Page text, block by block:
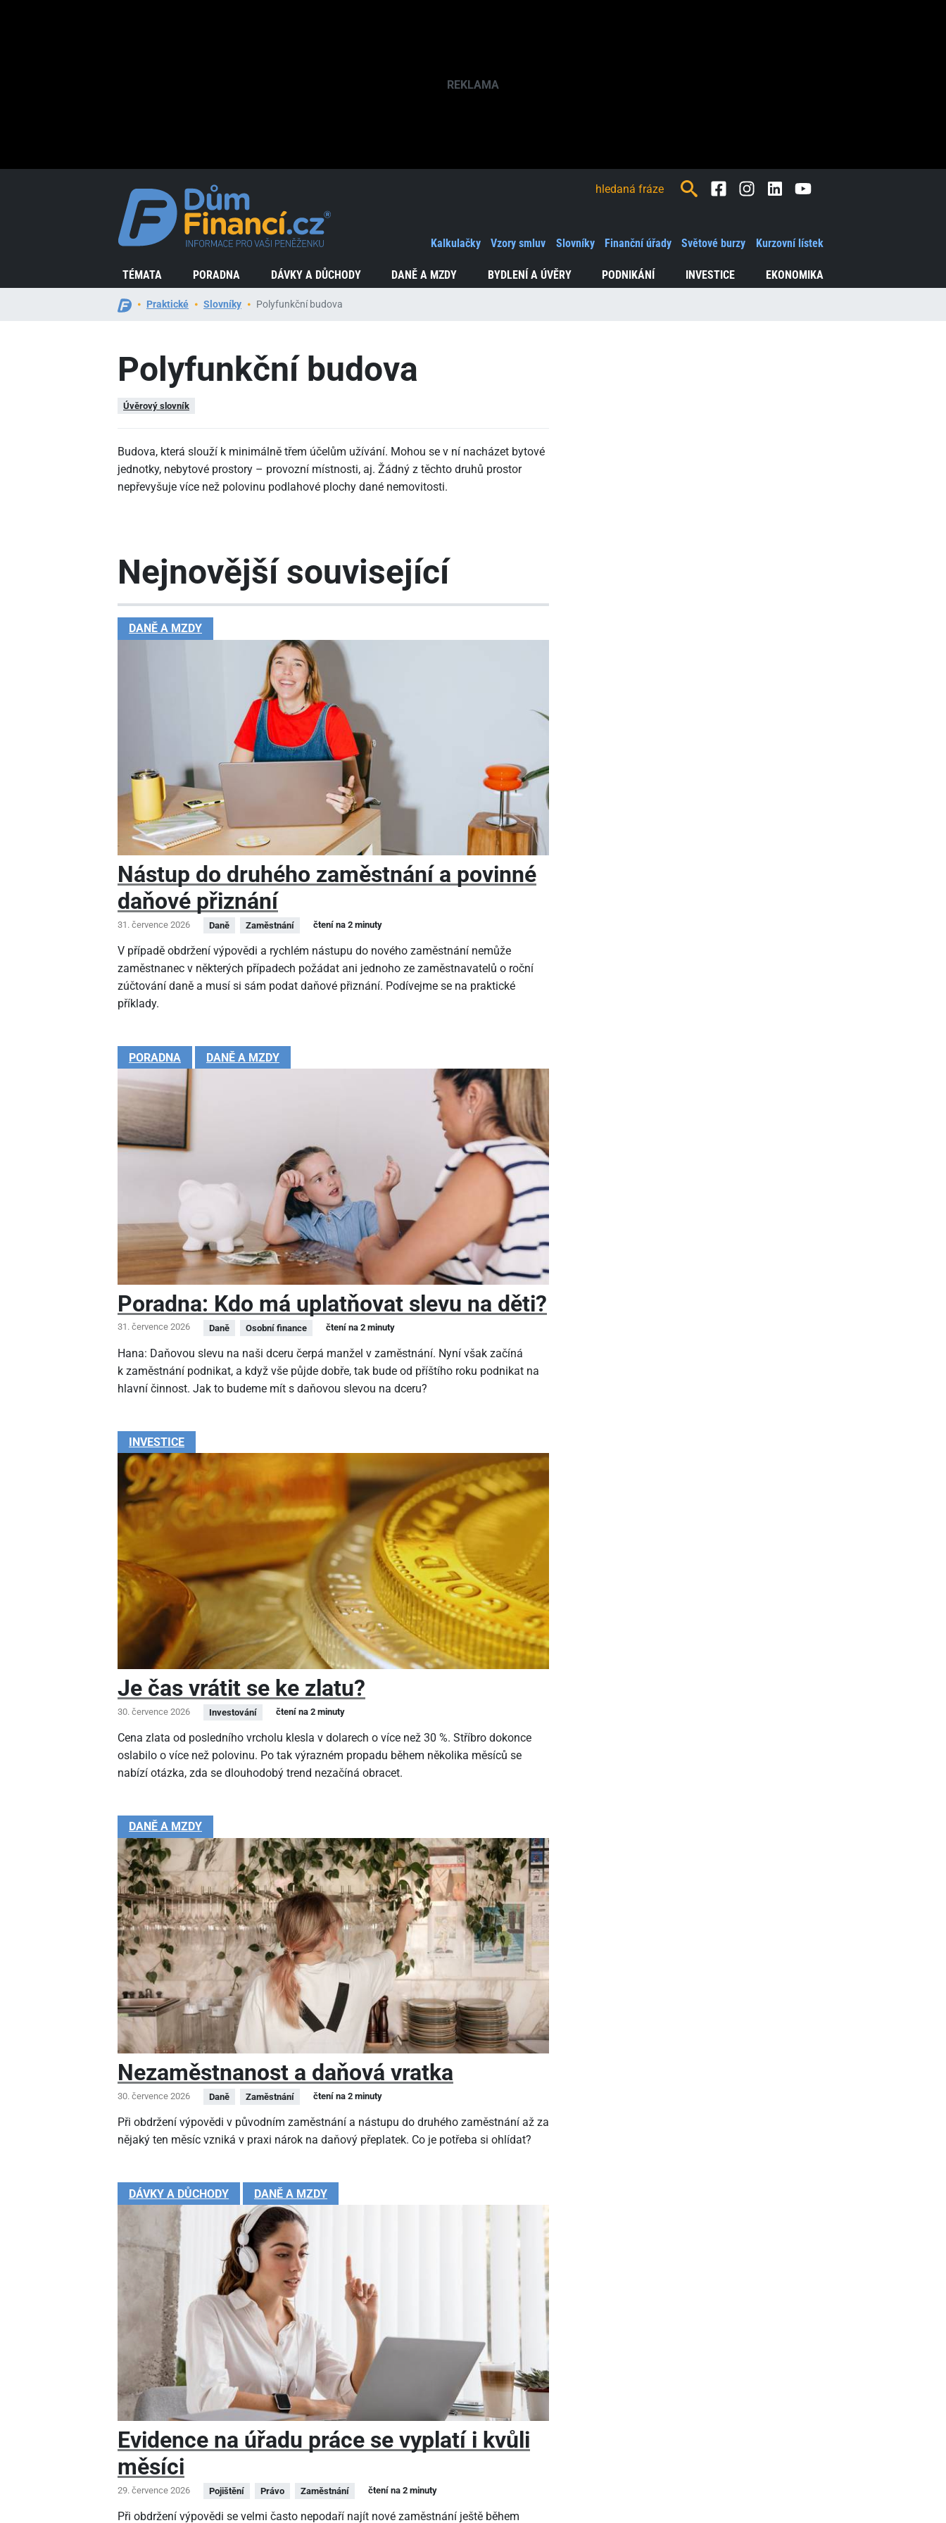
TÉMATA PORADNA DÁVKY A DŮCHODY DANĚ A MZDY BYDLENÍ A ÚVĚRY PODNIKÁNÍ INVESTICE EKONOMIKA
Kalkulačky Vzory smluv Slovníky Finanční úřady Světové burzy Kurzovní lístek
FacebookInstagramLinkedInYoutube
Praktické Slovníky Polyfunkční budova
Polyfunkční budova
Úvěrový slovník
Budova, která slouží k minimálně třem účelům užívání. Mohou se v ní nacházet bytové
jednotky, nebytové prostory – provozní místnosti, aj. Žádný z těchto druhů prostor
nepřevyšuje více než polovinu podlahové plochy dané nemovitosti.
Nejnovější související
DANĚ A MZDY
Nástup do druhého zaměstnání a povinné
daňové přiznání
31. července 2026 Daně Zaměstnání čtení na 2 minuty
V případě obdržení výpovědi a rychlém nástupu do nového zaměstnání nemůže
zaměstnanec v některých případech požádat ani jednoho ze zaměstnavatelů o roční
zúčtování daně a musí si sám podat daňové přiznání. Podívejme se na praktické
příklady.
PORADNA DANĚ A MZDY
Poradna: Kdo má uplatňovat slevu na děti?
31. července 2026 Daně Osobní finance čtení na 2 minuty
Hana: Daňovou slevu na naši dceru čerpá manžel v zaměstnání. Nyní však začíná
k zaměstnání podnikat, a když vše půjde dobře, tak bude od příštího roku podnikat na
hlavní činnost. Jak to budeme mít s daňovou slevou na dceru?
INVESTICE
Je čas vrátit se ke zlatu?
30. července 2026 Investování čtení na 2 minuty
Cena zlata od posledního vrcholu klesla v dolarech o více než 30 %. Stříbro dokonce
oslabilo o více než polovinu. Po tak výrazném propadu během několika měsíců se
nabízí otázka, zda se dlouhodobý trend nezačíná obracet.
DANĚ A MZDY
Nezaměstnanost a daňová vratka
30. července 2026 Daně Zaměstnání čtení na 2 minuty
Při obdržení výpovědi v původním zaměstnání a nástupu do druhého zaměstnání až za
nějaký ten měsíc vzniká v praxi nárok na daňový přeplatek. Co je potřeba si ohlídat?
DÁVKY A DŮCHODY DANĚ A MZDY
Evidence na úřadu práce se vyplatí i kvůli
měsíci
29. července 2026 Pojištění Právo Zaměstnání čtení na 2 minuty
Při obdržení výpovědi se velmi často nepodaří najít nové zaměstnání ještě během